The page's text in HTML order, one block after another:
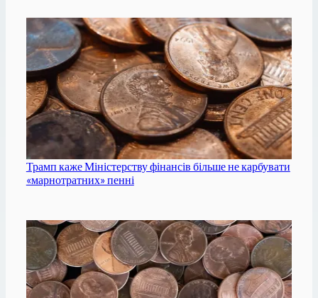
Трамп каже Міністерству фінансів більше не карбувати
«марнотратних» пенні